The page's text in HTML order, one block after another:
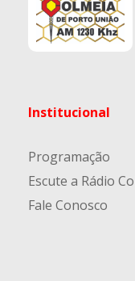
Institucional
Programação
Escute a Rádio
Fale Conosco